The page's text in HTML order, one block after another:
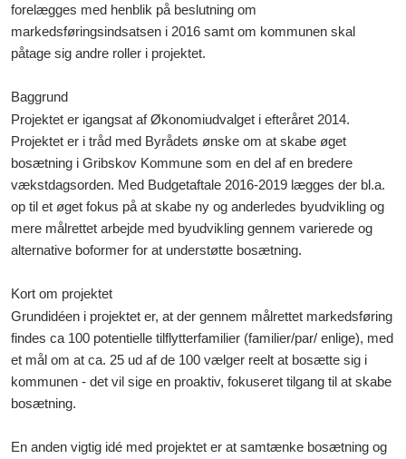
forelægges med henblik på beslutning om
markedsføringsindsatsen i 2016 samt om kommunen skal
påtage sig andre roller i projektet.
Baggrund
Projektet er igangsat af Økonomiudvalget i efteråret 2014.
Projektet er i tråd med Byrådets ønske om at skabe øget
bosætning i Gribskov Kommune som en del af en bredere
vækstdagsorden. Med Budgetaftale 2016-2019 lægges der bl.a.
op til et øget fokus på at skabe ny og anderledes byudvikling og
mere målrettet arbejde med byudvikling gennem varierede og
alternative boformer for at understøtte bosætning.
Kort om projektet
Grundidéen i projektet er, at der gennem målrettet markedsføring
findes ca 100 potentielle tilflytterfamilier (familier/par/ enlige), med
et mål om at ca. 25 ud af de 100 vælger reelt at bosætte sig i
kommunen - det vil sige en proaktiv, fokuseret tilgang til at skabe
bosætning.
En anden vigtig idé med projektet er at samtænke bosætning og